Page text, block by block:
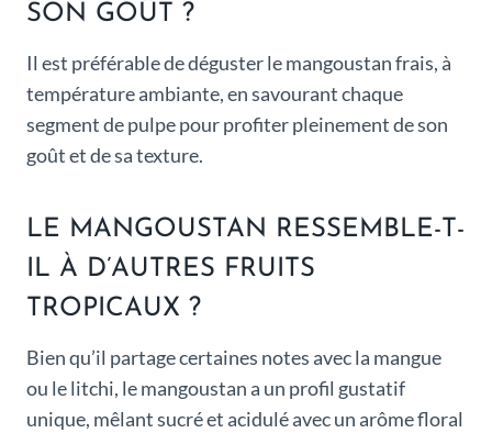
SON GOÛT ?
Il est préférable de déguster le mangoustan frais, à
température ambiante, en savourant chaque
segment de pulpe pour profiter pleinement de son
goût et de sa texture.
LE MANGOUSTAN RESSEMBLE-T-
IL À D’AUTRES FRUITS
TROPICAUX ?
Bien qu’il partage certaines notes avec la mangue
ou le litchi, le mangoustan a un profil gustatif
unique, mêlant sucré et acidulé avec un arôme floral